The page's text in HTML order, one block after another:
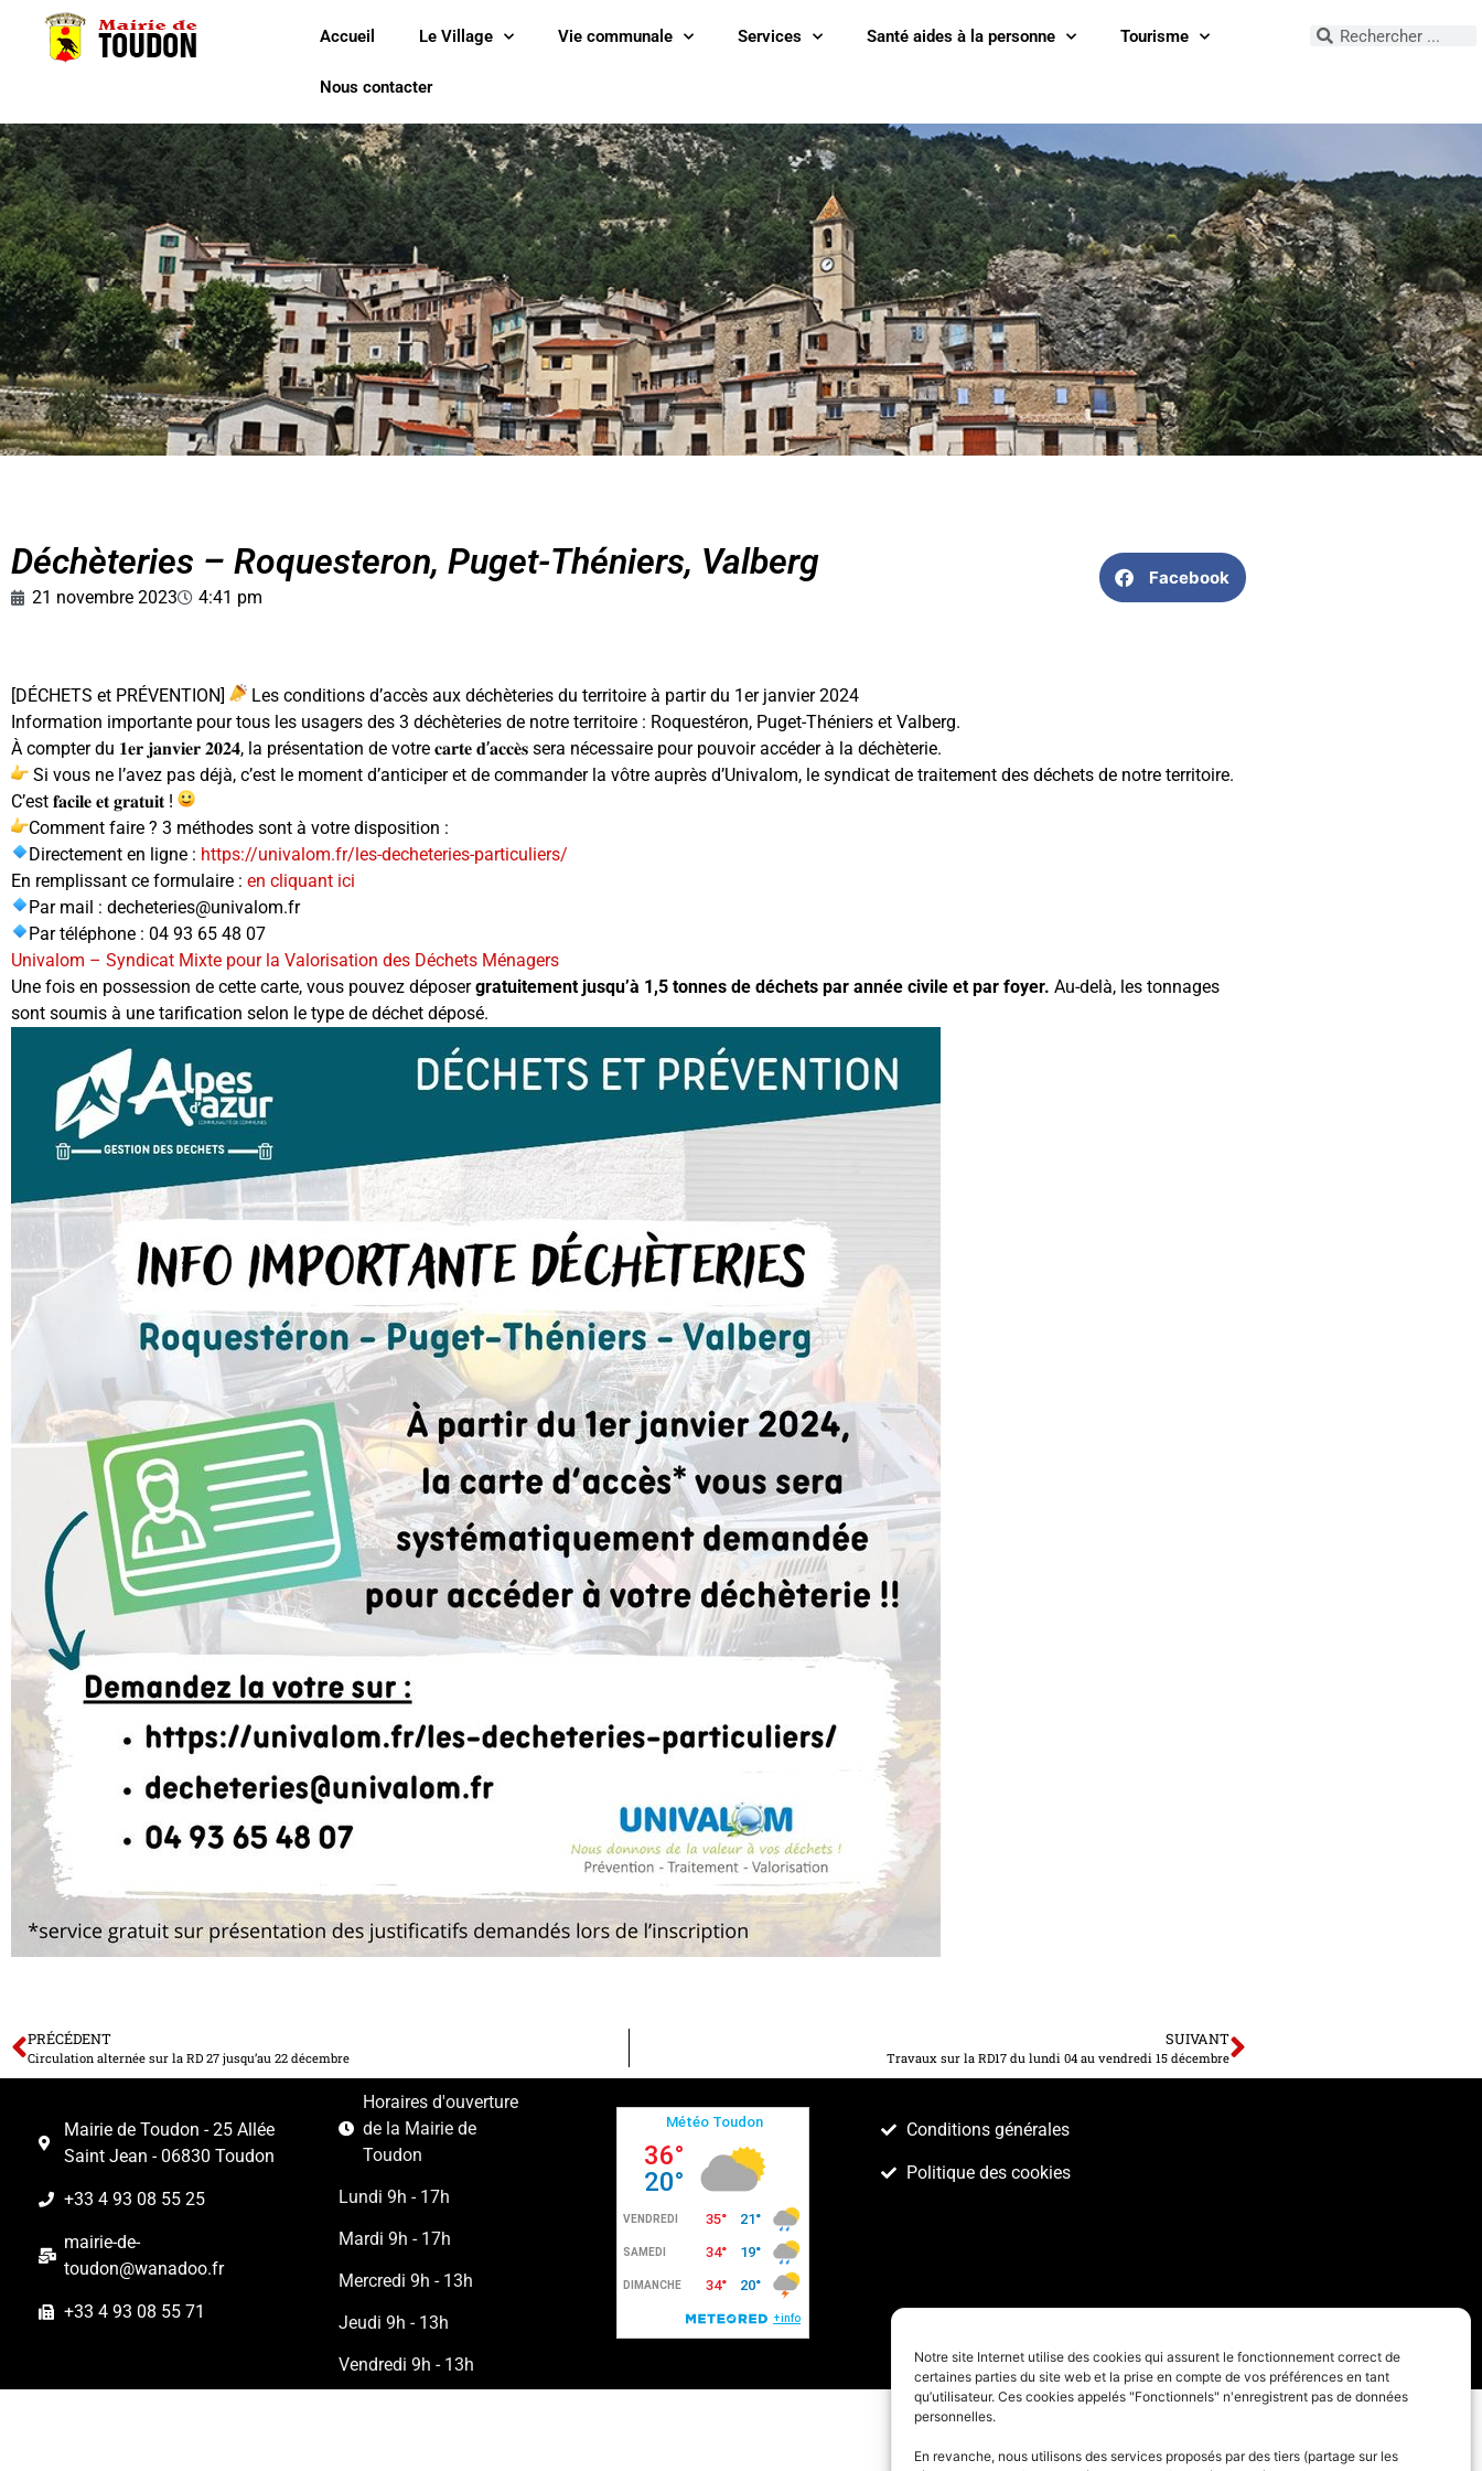
Notre site Internet utilise des cookies qui assurent le fonctionnement correct de
certaines parties du site web et la prise en compte de vos préférences en tant
qu’utilisateur. Ces cookies appelés "Fonctionnels" n'enregistrent pas de données
personnelles.
En revanche, nous utilisons des services proposés par des tiers (partage sur les
Accueil Le Village Vie communale Services Santé aides à la personne Tourisme
Nous contacter
Déchèteries – Roquesteron, Puget-Théniers, Valberg
21 novembre 2023 4:41 pm
Facebook
[DÉCHETS et PRÉVENTION]
Les conditions d’accès aux déchèteries du territoire à partir du 1er janvier 2024
Information importante pour tous les usagers des 3 déchèteries de notre territoire : Roquestéron, Puget-Théniers et Valberg.
À compter du 𝟏𝐞𝐫 𝐣𝐚𝐧𝐯𝐢𝐞𝐫 𝟐𝟎𝟐𝟒, la présentation de votre 𝐜𝐚𝐫𝐭𝐞 𝐝’𝐚𝐜𝐜𝐞̀𝐬 sera nécessaire pour pouvoir accéder à la déchèterie.
Si vous ne l’avez pas déjà, c’est le moment d’anticiper et de commander la vôtre auprès d’Univalom, le syndicat de traitement des déchets de notre territoire.
C’est 𝐟𝐚𝐜𝐢𝐥𝐞 𝐞𝐭 𝐠𝐫𝐚𝐭𝐮𝐢𝐭 !
Comment faire ? 3 méthodes sont à votre disposition :
Directement en ligne : https://univalom.fr/les-decheteries-particuliers/
En remplissant ce formulaire : en cliquant ici
Par mail : decheteries@univalom.fr
Par téléphone : 04 93 65 48 07
Univalom – Syndicat Mixte pour la Valorisation des Déchets Ménagers
Une fois en possession de cette carte, vous pouvez déposergratuitement jusqu’à 1,5 tonnes de déchets par année civile et par foyer. Au-delà, les tonnages
sont soumis à une tarification selon le type de déchet déposé.
PRÉCÉDENT
Circulation alternée sur la RD 27 jusqu’au 22 décembre
SUIVANT
Travaux sur la RD17 du lundi 04 au vendredi 15 décembre
Mairie de Toudon - 25 Allée
Saint Jean - 06830 Toudon
+33 4 93 08 55 25
mairie-de-
toudon@wanadoo.fr
+33 4 93 08 55 71
Horaires d'ouverture
de la Mairie de
Toudon
Lundi 9h - 17h
Mardi 9h - 17h
Mercredi 9h - 13h
Jeudi 9h - 13h
Vendredi 9h - 13h
Conditions générales
Politique des cookies